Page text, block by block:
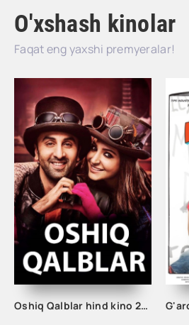
O'xshash kinolar
Faqat eng yaxshi premyeralar!
Oshiq Qalblar hind kino 2016 uzbek tilida tarjima xind kino